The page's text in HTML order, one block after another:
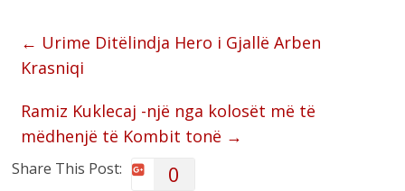
← Urime Ditëlindja Hero i Gjallë Arben
Krasniqi
Ramiz Kuklecaj -një nga kolosët më të
mëdhenjë të Kombit tonë →
Share This Post: 0